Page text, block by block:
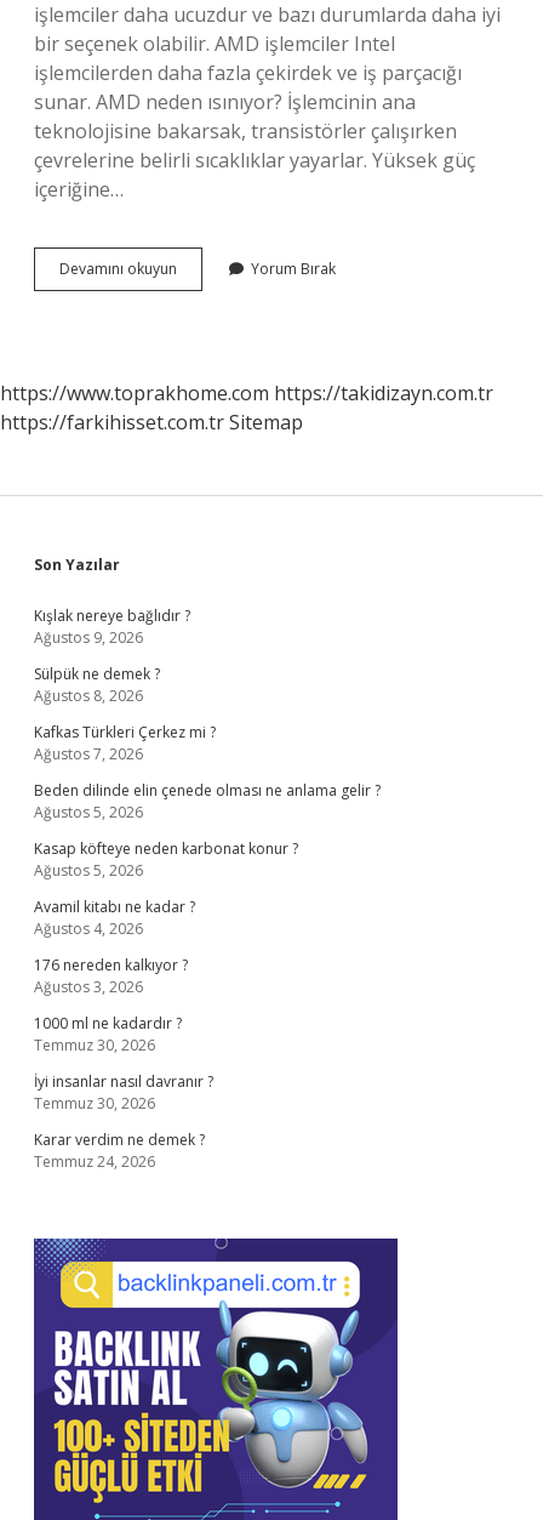
işlemciler daha ucuzdur ve bazı durumlarda daha iyi
bir seçenek olabilir. AMD işlemciler Intel
işlemcilerden daha fazla çekirdek ve iş parçacığı
sunar. AMD neden ısınıyor? İşlemcinin ana
teknolojisine bakarsak, transistörler çalışırken
çevrelerine belirli sıcaklıklar yayarlar. Yüksek güç
içeriğine…
Devamını okuyun
Işlemci
Intel
Mi
Yorum Bırak
https://www.toprakhome.com https://takidizayn.com.tr
https://farkihisset.com.trSitemap
Sidebar
Son Yazılar
Kışlak nereye bağlıdır ?
Ağustos 9, 2026
Sülpük ne demek ?
Ağustos 8, 2026
Kafkas Türkleri Çerkez mi ?
Ağustos 7, 2026
Beden dilinde elin çenede olması ne anlama gelir ?
Ağustos 5, 2026
Kasap köfteye neden karbonat konur ?
Ağustos 5, 2026
Avamil kitabı ne kadar ?
Ağustos 4, 2026
176 nereden kalkıyor ?
Ağustos 3, 2026
1000 ml ne kadardır ?
Temmuz 30, 2026
İyi insanlar nasıl davranır ?
Temmuz 30, 2026
Karar verdim ne demek ?
Temmuz 24, 2026